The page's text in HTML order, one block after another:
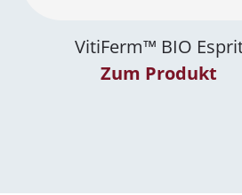
VitiFerm™ BIO
Zum Produkt